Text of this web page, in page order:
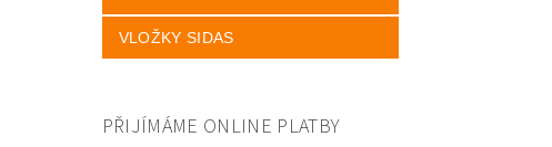
VLOŽKY SIDAS
PŘIJÍMÁME ONLINE PLATBY